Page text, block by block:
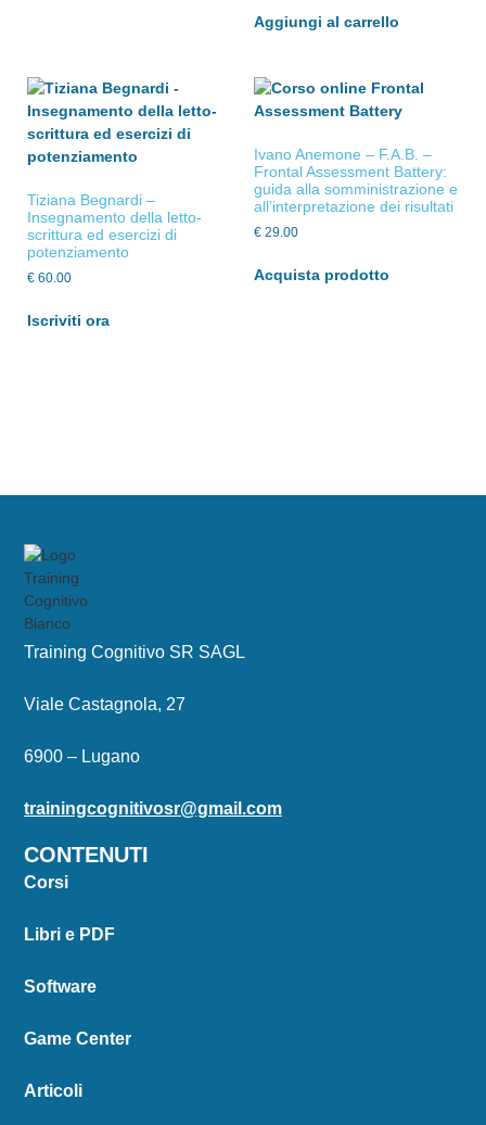
Aggiungi al carrello
Tiziana Begnardi –
Insegnamento della letto-
scrittura ed esercizi di
potenziamento
€ 60.00
Iscriviti ora
Ivano Anemone – F.A.B. –
Frontal Assessment Battery:
guida alla somministrazione e
all’interpretazione dei risultati
€ 29.00
Acquista prodotto
Training Cognitivo SR SAGL
Viale Castagnola, 27
6900 – Lugano
trainingcognitivosr@gmail.com
CONTENUTI
Corsi
Libri e PDF
Software
Game Center
Articoli